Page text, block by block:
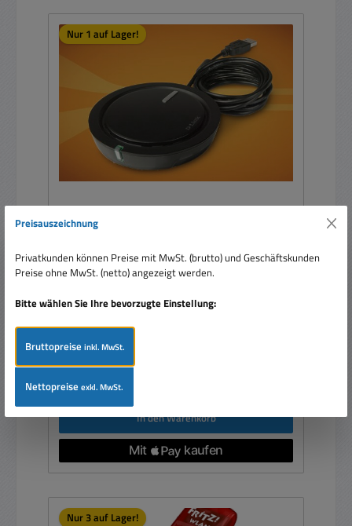
Nur 1 auf Lager!
WLAN USB Adapter 300Mbit D-LINK DWA-142
Preise inkl. MwSt. zzgl. Versandkosten
In den Warenkorb
Nur 3 auf Lager!
Preisauszeichnung
Privatkunden können Preise mit MwSt. (brutto) und Geschäftskunden
Preise ohne MwSt. (netto) angezeigt werden.
Bitte wählen Sie Ihre bevorzugte Einstellung:
Bruttopreiseinkl. MwSt.
Nettopreiseexkl. MwSt.